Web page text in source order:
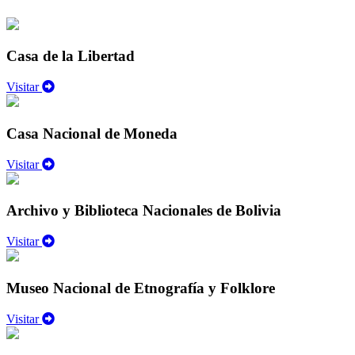
Casa de la Libertad
Visitar
Casa Nacional de Moneda
Visitar
Archivo y Biblioteca Nacionales de Bolivia
Visitar
Museo Nacional de Etnografía y Folklore
Visitar